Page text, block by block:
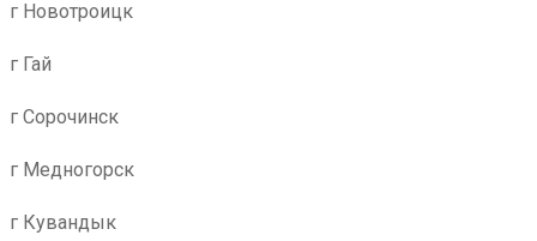
г Новотроицк
г Гай
г Сорочинск
г Медногорск
г Кувандык